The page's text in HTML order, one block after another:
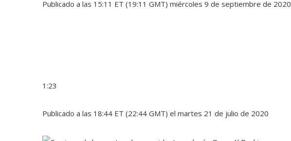
Publicado a las 15:11 ET (19:11 GMT) miércoles 9 de septiembre de 2020
1:23
Publicado a las 18:44 ET (22:44 GMT) el martes 21 de julio de 2020